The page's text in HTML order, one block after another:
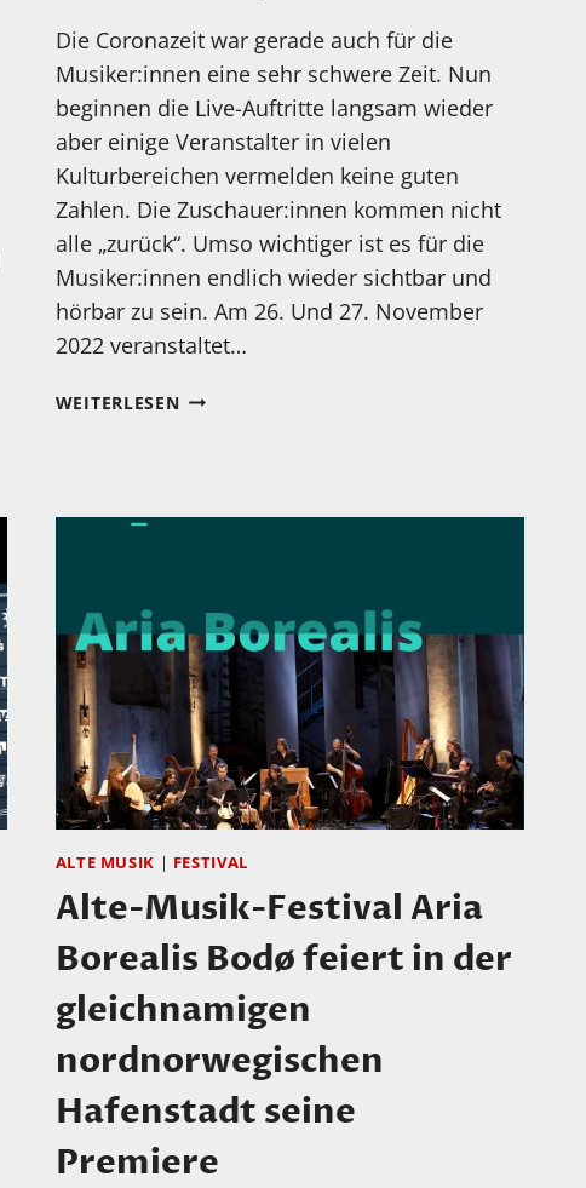
Die Coronazeit war gerade auch für die
Musiker:innen eine sehr schwere Zeit. Nun
beginnen die Live-Auftritte langsam wieder
aber einige Veranstalter in vielen
Kulturbereichen vermelden keine guten
Zahlen. Die Zuschauer:innen kommen nicht
alle „zurück“. Umso wichtiger ist es für die
Musiker:innen endlich wieder sichtbar und
hörbar zu sein. Am 26. Und 27. November
2022 veranstaltet…
WEITERLESENEINLADUNG
ALTE MUSIK | FESTIVAL
Alte-Musik-Festival Aria
Borealis Bodø feiert in der
gleichnamigen
nordnorwegischen
Hafenstadt seine
Premiere